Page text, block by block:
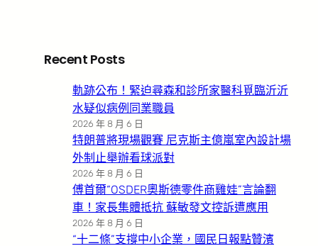
Recent Posts
軌跡公布！緊迫尋森和診所家醫科覓臨沂沂
水疑似病例同業職員
2026 年 8 月 6 日
特朗普將現場觀賽 尼克斯主億嵐室內設計場
外制止舉辦看球派對
2026 年 8 月 6 日
傅首爾“OSDER奧斯德零件商雞娃”言論翻
車！家長集體抵抗 蘇敏發文控訴遭應用
2026 年 8 月 6 日
“十二條”支撐中小企業，國民日報點贊濱